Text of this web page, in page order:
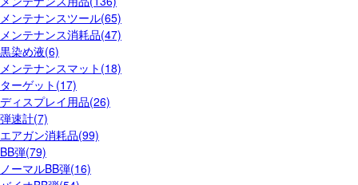
メンテナンスツール(65)
メンテナンス消耗品(47)
黒染め液(6)
メンテナンスマット(18)
ターゲット(17)
ディスプレイ用品(26)
弾速計(7)
エアガン消耗品(99)
BB弾(79)
ノーマルBB弾(16)